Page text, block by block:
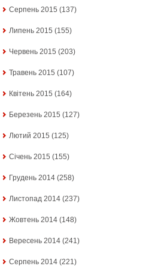
Серпень 2015 (137)
Липень 2015 (155)
Червень 2015 (203)
Травень 2015 (107)
Квітень 2015 (164)
Березень 2015 (127)
Лютий 2015 (125)
Січень 2015 (155)
Грудень 2014 (258)
Листопад 2014 (237)
Жовтень 2014 (148)
Вересень 2014 (241)
Серпень 2014 (221)